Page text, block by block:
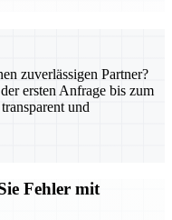
zuverlässigen Partner?
ersten Anfrage bis zum
und
Fehler mit